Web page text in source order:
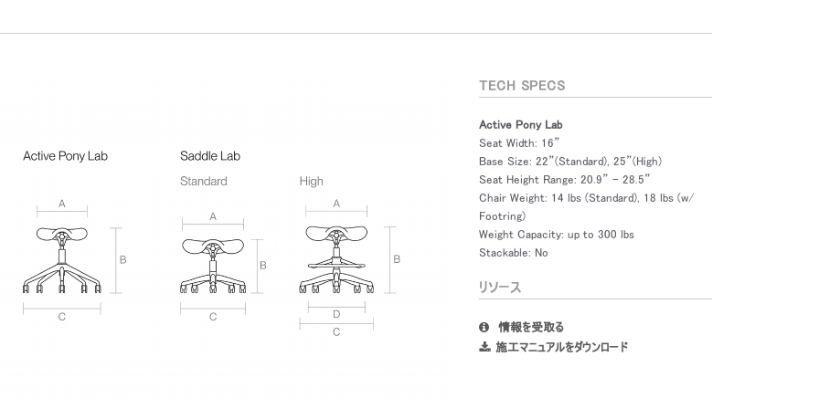
TECH SPECS
Active Pony Lab
Seat Width: 16”
Base Size: 22”(Standard), 25”(High)
Seat Height Range: 20.9” – 28.5”
Chair Weight: 14 lbs (Standard), 18 lbs (w/
Footring)
Weight Capacity: up to 300 lbs
Stackable: No
リソース
情報を受取る
施工マニュアルをダウンロード